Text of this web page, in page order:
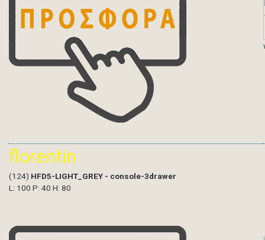
florentin
(124) HFD5-LIGHT_GREY - console-3drawer
L: 100 P: 40 H: 80